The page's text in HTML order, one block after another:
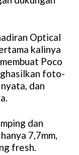
Optical
kalinya
Poco
foto-
dan
dan
7,7mm,
fresh.